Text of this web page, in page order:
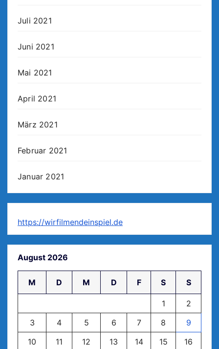
Juli 2021
Juni 2021
Mai 2021
April 2021
März 2021
Februar 2021
Januar 2021
https://wirfilmendeinspiel.de
August 2026
M D M D F S S
1
2
3
4 5 6 7 8
9
10
11 12 13 14 15
16